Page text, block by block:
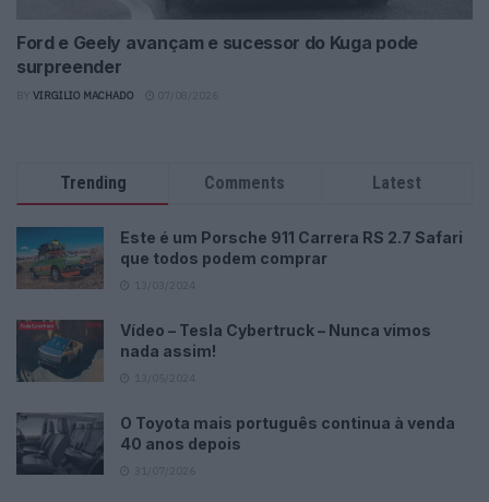
Ford e Geely avançam e sucessor do Kuga pode
surpreender
VIRGILIO MACHADO
Trending Comments Latest
Este é um Porsche 911 Carrera RS 2.7 Safari
que todos podem comprar
Vídeo – Tesla Cybertruck – Nunca vimos
nada assim!
O Toyota mais português continua à venda
40 anos depois